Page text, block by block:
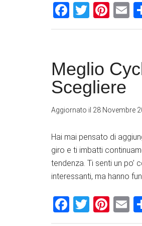
Facebook
Twitter
Meglio
Scegliere​
Aggiornato il 28 Novembre
Hai mai pensato di
giro e ti imbatti
tendenza. Ti senti un
interessanti, ma hanno
Facebook
Twitter